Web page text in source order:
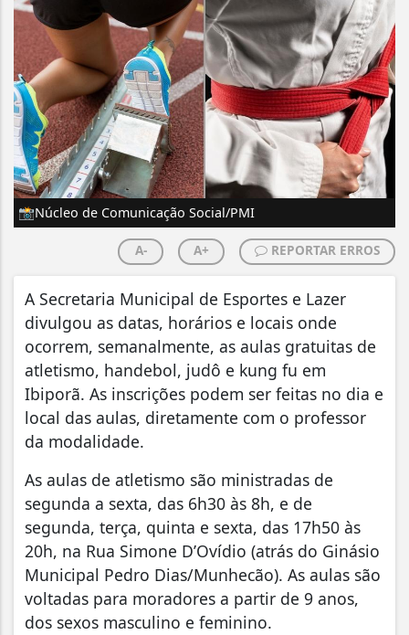
📸Núcleo de Comunicação Social/PMI
A- A+ REPORTAR ERROS
A Secretaria Municipal de Esportes e Lazer
divulgou as datas, horários e locais onde
ocorrem, semanalmente, as aulas gratuitas de
atletismo, handebol, judô e kung fu em
Ibiporã. As inscrições podem ser feitas no dia e
local das aulas, diretamente com o professor
da modalidade.
As aulas de atletismo são ministradas de
segunda a sexta, das 6h30 às 8h, e de
segunda, terça, quinta e sexta, das 17h50 às
20h, na Rua Simone D’Ovídio (atrás do Ginásio
Municipal Pedro Dias/Munhecão). As aulas são
voltadas para moradores a partir de 9 anos,
dos sexos masculino e feminino.